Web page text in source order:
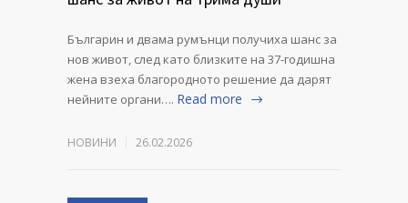
Българин и двама румънци получиха шанс за
нов живот, след като близките на 37-годишна
жена взеха благородното решение да дарят
нейните органи…. Read more
НОВИНИ 26.02.2026